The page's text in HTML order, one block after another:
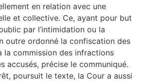
en relation avec une
et collective. Ce, ayant pour but
par l’intimidation ou la
outre ordonné la confiscation des
la commission des infractions
accusés, précise le communiqué.
poursuit le texte, la Cour a aussi